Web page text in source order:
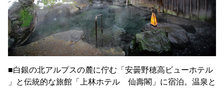
■白銀の北アルプスの麓に佇む「安曇野穂高ビューホテル
」と伝統的な旅館「上林ホテル 仙壽閣」に宿泊。温泉と